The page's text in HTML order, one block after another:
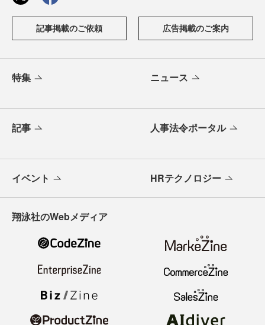
記事掲載のご依頼 広告掲載のご案内
特集 ニュース
記事 人事法令ポータル
イベント HRテクノロジー
翔泳社のWebメディア